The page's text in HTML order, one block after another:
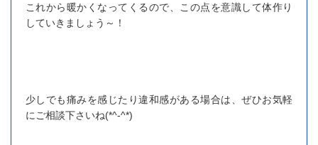
これから暖かくなってくるので、この点を意識して体作り
していきましょう～！
少しでも痛みを感じたり違和感がある場合は、ぜひお気軽
にご相談下さいね(*^-^*)